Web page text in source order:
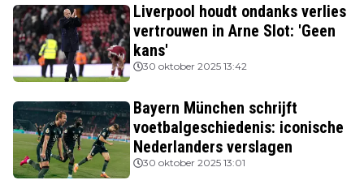
Liverpool houdt ondanks verlies
vertrouwen in Arne Slot: 'Geen
kans'
30 oktober 2025 13:42
Bayern München schrijft
voetbalgeschiedenis: iconische
Nederlanders verslagen
30 oktober 2025 13:01